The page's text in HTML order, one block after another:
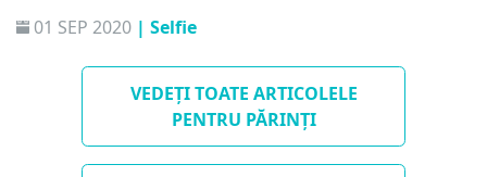
01 SEP 2020 | Selfie
VEDEȚI TOATE ARTICOLELE
PENTRU PĂRINȚI